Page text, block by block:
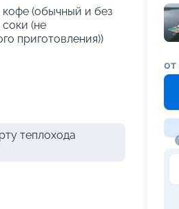
кофе (обычный и без
(не
приготовления))
теплохода
от